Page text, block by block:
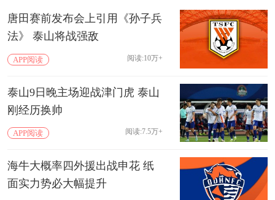
唐田赛前发布会上引用《孙子兵
法》 泰山将战强敌
APP阅读 阅读:10万+
泰山9日晚主场迎战津门虎 泰山
刚经历换帅
APP阅读 阅读:7.5万+
海牛大概率四外援出战申花 纸
面实力势必大幅提升